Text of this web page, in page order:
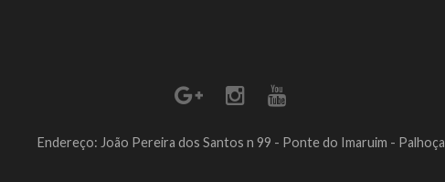
Endereço: João Pereira dos Santos n 99 - Ponte do Imaruim - Palhoça